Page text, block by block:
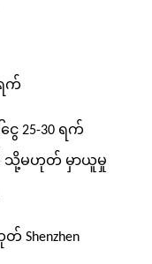
က်
25-30 ရက်
သို့မဟုတ် မှာယူမှု
Shenzhen